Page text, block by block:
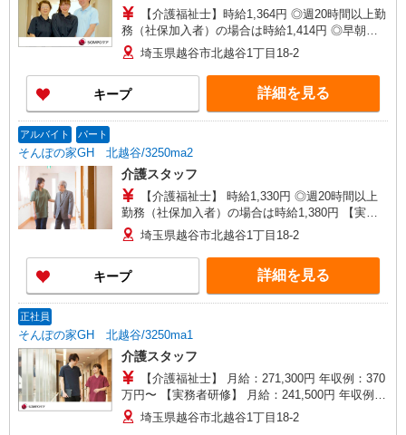
【介護福祉士】時給1,364円 ◎週20時間以上勤
務（社保加入者）の場合は時給1,414円 ◎早朝夜
間割増あり（7:00〜8:00、18:00〜22:00）時給
1,705円〜
埼玉県越谷市北越谷1丁目18-2
キープ 詳細を見る
アルバイト パート
そんぽの家GH 北越谷/3250ma2
介護スタッフ
【介護福祉士】 時給1,330円 ◎週20時間以上
勤務（社保加入者）の場合は時給1,380円 【実務
者研修・初任者研修（ヘルパー1級・2級）】 時給
1,250円 ◎週20時間以上勤務（社保加入者）の場
合は時給1,300円 ◎夜勤勤務の場合別途手当あ
り：5,000円/回
埼玉県越谷市北越谷1丁目18-2
キープ 詳細を見る
正社員
そんぽの家GH 北越谷/3250ma1
介護スタッフ
【介護福祉士】 月給：271,300円 年収例：370
万円〜 【実務者研修】 月給：241,500円 年収例：
330万円〜 【初任者研修・無資格】 月給：
232,700円 年収例：320万円〜 ※職務手当、働き
埼玉県越谷市北越谷1丁目18-2